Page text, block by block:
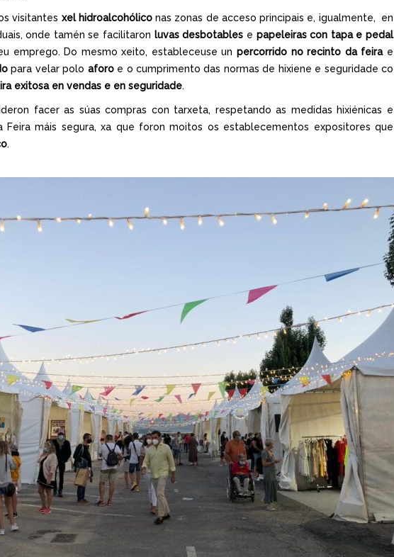
visitantes xel hidroalcohóliconas zonas de acceso principais e, igualmente, en
onde tamén se facilitaron luvas desbotables e papeleiras con tapa e pedal
emprego. Do mesmo xeito, estableceuse unpercorrido no recinto da feirae
para velar polo aforoe o cumprimento das normas de hixiene e seguridade co
exitosa en vendas e en seguridade.
facer as súas compras con tarxeta, respetando as medidas hixiénicas e
Feira máis segura, xa que foron moitos os establecementos expositores que
.